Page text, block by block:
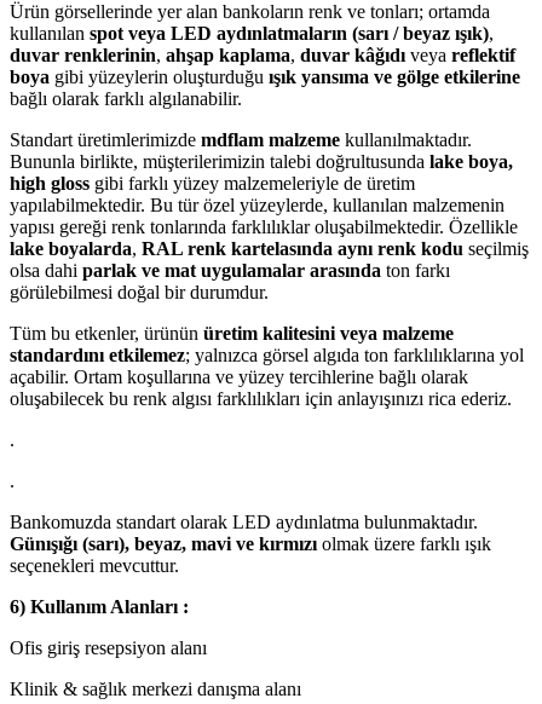
Ürün görsellerinde yer alan bankoların renk ve tonları; ortamda
kullanılan spot veya LED aydınlatmaların (sarı / beyaz ışık),
duvar renklerinin, ahşap kaplama, duvar kâğıdı veya reflektif
boya gibi yüzeylerin oluşturduğu ışık yansıma ve gölge etkilerine
bağlı olarak farklı algılanabilir.
Standart üretimlerimizde mdflam malzeme kullanılmaktadır.
Bununla birlikte, müşterilerimizin talebi doğrultusunda lake boya,
high gloss gibi farklı yüzey malzemeleriyle de üretim
yapılabilmektedir. Bu tür özel yüzeylerde, kullanılan malzemenin
yapısı gereği renk tonlarında farklılıklar oluşabilmektedir. Özellikle
lake boyalarda, RAL renk kartelasında aynı renk kodu seçilmiş
olsa dahi parlak ve mat uygulamalar arasında ton farkı
görülebilmesi doğal bir durumdur.
Tüm bu etkenler, ürünün üretim kalitesini veya malzeme
standardını etkilemez; yalnızca görsel algıda ton farklılıklarına yol
açabilir. Ortam koşullarına ve yüzey tercihlerine bağlı olarak
oluşabilecek bu renk algısı farklılıkları için anlayışınızı rica ederiz.
.
.
Bankomuzda standart olarak LED aydınlatma bulunmaktadır.
Günışığı (sarı), beyaz, mavi ve kırmızı olmak üzere farklı ışık
seçenekleri mevcuttur.
6) Kullanım Alanları :
Ofis giriş resepsiyon alanı
Klinik & sağlık merkezi danışma alanı